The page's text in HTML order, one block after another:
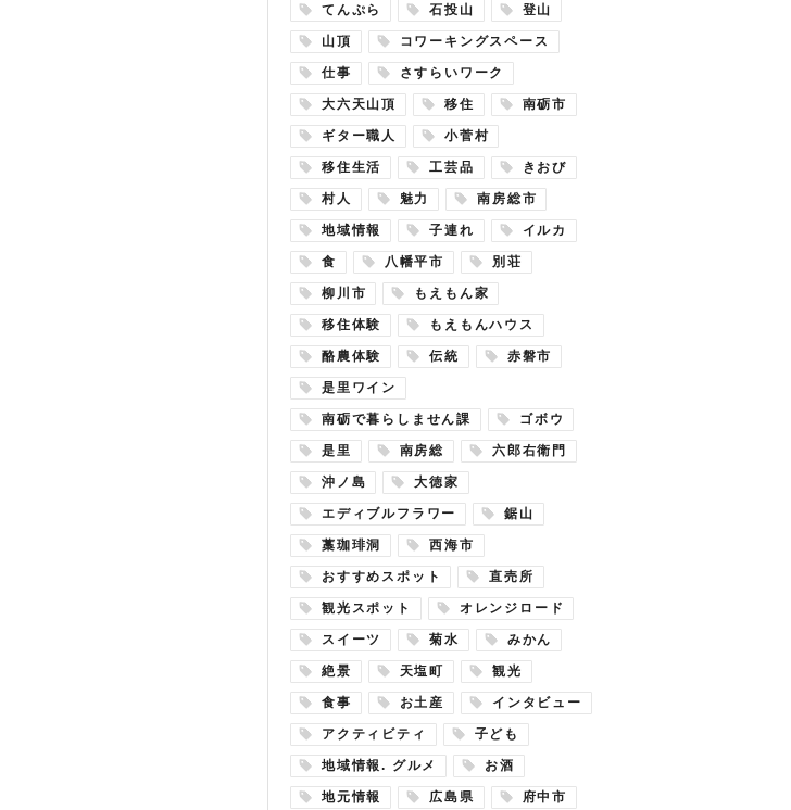
てんぷら 石投山 登山
山頂 コワーキングスペース
仕事 さすらいワーク
大六天山頂 移住 南砺市
ギター職人 小菅村
移住生活 工芸品 きおび
村人 魅力 南房総市
地域情報 子連れ イルカ
食 八幡平市 別荘
柳川市 もえもん家
移住体験 もえもんハウス
酪農体験 伝統 赤磐市
是里ワイン
南砺で暮らしません課 ゴボウ
是里 南房総 六郎右衛門
沖ノ島 大徳家
エディブルフラワー 鋸山
藁珈琲洞 西海市
おすすめスポット 直売所
観光スポット オレンジロード
スイーツ 菊水 みかん
絶景 天塩町 観光
食事 お土産 インタビュー
アクティビティ 子ども
地域情報. グルメ お酒
地元情報 広島県 府中市